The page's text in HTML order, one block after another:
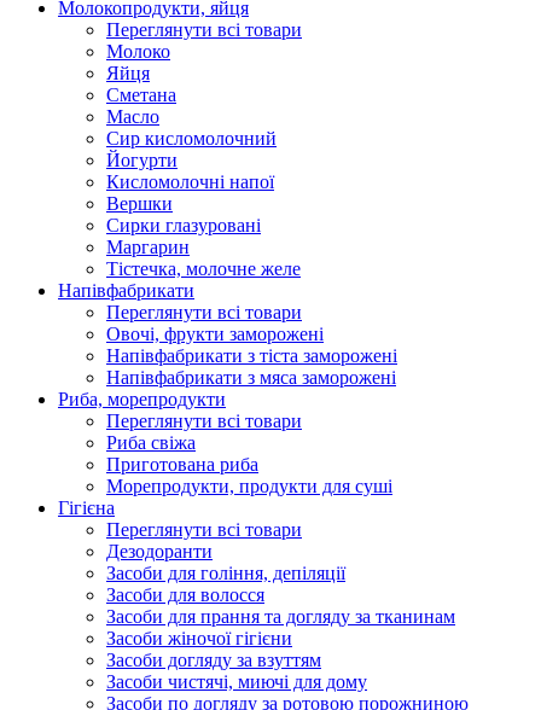
Молокопродукти, яйця
Переглянути всі товари
Молоко
Яйця
Сметана
Масло
Сир кисломолочний
Йогурти
Кисломолочні напої
Вершки
Сирки глазуровані
Маргарин
Тістечка, молочне желе
Напівфабрикати
Переглянути всі товари
Овочі, фрукти заморожені
Напівфабрикати з тіста заморожені
Напівфабрикати з мяса заморожені
Риба, морепродукти
Переглянути всі товари
Риба свіжа
Приготована риба
Морепродукти, продукти для суші
Гігієна
Переглянути всі товари
Дезодоранти
Засоби для гоління, депіляції
Засоби для волосся
Засоби для прання та догляду за тканинам
Засоби жіночої гігієни
Засоби догляду за взуттям
Засоби чистячі, миючі для дому
Засоби по догляду за ротовою порожниною